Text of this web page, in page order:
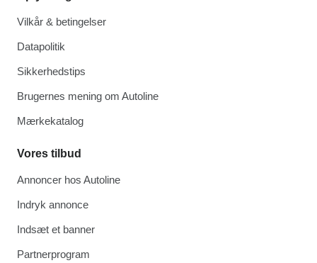
Vilkår & betingelser
Datapolitik
Sikkerhedstips
Brugernes mening om Autoline
Mærkekatalog
Vores tilbud
Annoncer hos Autoline
Indryk annonce
Indsæt et banner
Partnerprogram